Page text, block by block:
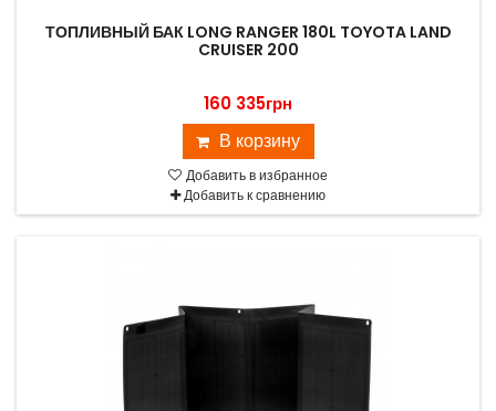
ТОПЛИВНЫЙ БАК LONG RANGER 180L TOYOTA LAND
CRUISER 200
160 335грн
В корзину
Добавить в избранное
Добавить к сравнению